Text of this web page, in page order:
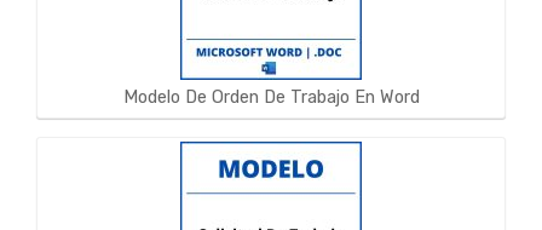
Modelo De Orden De Trabajo En Word